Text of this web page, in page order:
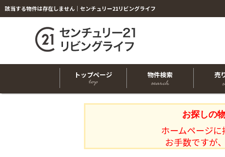
該当する物件は存在しません｜センチュリー21リビングライフ
トップページ 物件検索 売
お探しの
ホームページに
お手数ですが